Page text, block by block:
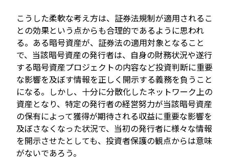
こうした柔軟な考え方は、証券法規制が適用されるこ
との効果という点からも合理的であるように思われ
る。ある暗号資産が、証券法の適用対象となること
で、当該暗号資産の発行者は、自身の財務状況や遂行
する暗号資産プロジェクトの内容など投資判断に重要
な影響を及ぼす情報を正しく開示する義務を負うこと
になる。しかし、十分に分散化したネットワーク上の
資産となり、特定の発行者の経営努力が当該暗号資産
の保有によって獲得が期待される収益に重要な影響を
及ぼさなくなった状況で、当初の発行者に様々な情報
を開示させたとしても、投資者保護の観点からは意味
がないであろう。